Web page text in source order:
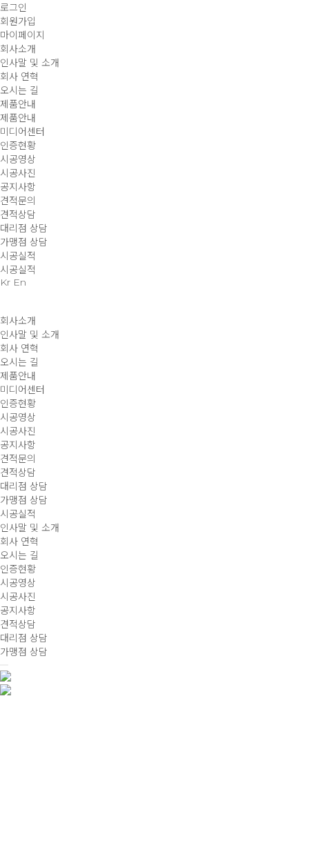
로그인
회원가입
마이페이지
회사소개
인사말 및 소개
회사 연혁
오시는 길
제품안내
제품안내
미디어센터
인증현황
시공영상
시공사진
공지사항
견적문의
견적상담
대리점 상담
가맹점 상담
시공실적
시공실적
Kr En
회사소개
인사말 및 소개
회사 연혁
오시는 길
제품안내
미디어센터
인증현황
시공영상
시공사진
공지사항
견적문의
견적상담
대리점 상담
가맹점 상담
시공실적
인사말 및 소개
회사 연혁
오시는 길
인증현황
시공영상
시공사진
공지사항
견적상담
대리점 상담
가맹점 상담